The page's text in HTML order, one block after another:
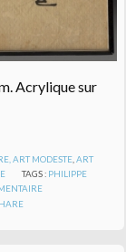
Acrylique sur
ART MODESTE, ART
TAGS : PHILIPPE